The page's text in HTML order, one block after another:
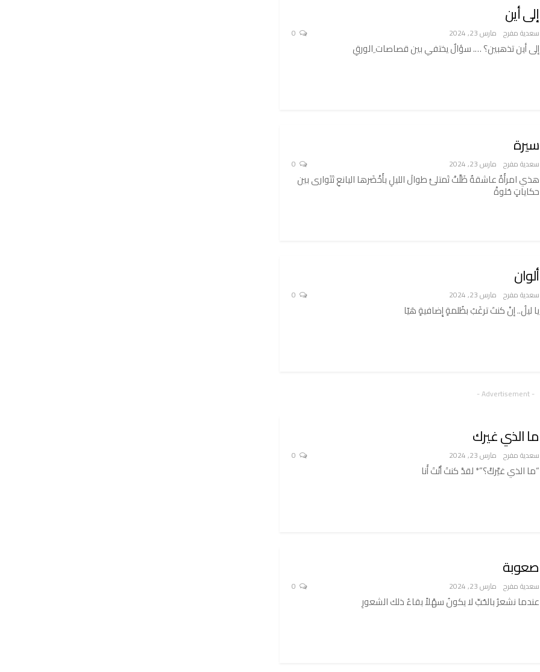
إلى أين
سعدية مفرح مارس 23, 2024
إلى أين تذهبين؟ …. سؤالٌ يختفي بين قصاصات ِالورقِ
سيرة
سعدية مفرح مارس 23, 2024
هذي امرأَةٌ عاشقةٌ ظَلَّتْ تَمتلئُ طوالَ الليلِ بأَخْضَرها اليانعِ تَتَوارى بين
حكاياتٍ حُلوةْ
ألوان
سعدية مفرح مارس 23, 2024
يا ليلُ.. إنْ كنتَ ترغَبُ بظُلمةٍ إِضافيةٍ هَيّا
- Advertisement -
ما الذي غيرك
سعدية مفرح مارس 23, 2024
“ما الذي غيَّركْ؟”* لقدْ كنتَ أنْتَ أَنا
صعوبة
سعدية مفرح مارس 23, 2024
عندما نشعرُ بالحُبِّ لا يكونُ سهْلاً بقاءُ ذلك الشعورِ